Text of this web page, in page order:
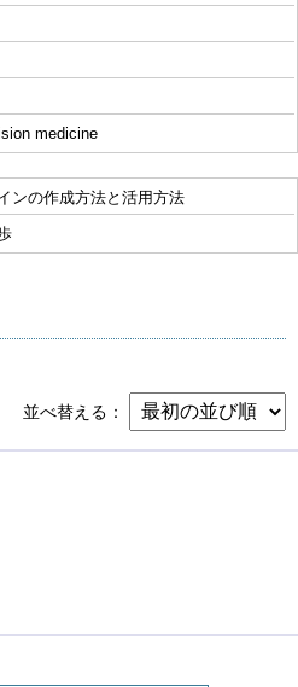
medicine
ンの作成方法と活用方法
並べ替える